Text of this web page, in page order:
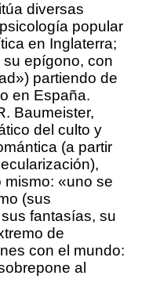
diversas
popular
en Inglaterra;
su epígono, con
partiendo de
en España.
Baumeister,
del culto y
(a partir
«uno se
(sus
fantasías, su
de
con el mundo:
al